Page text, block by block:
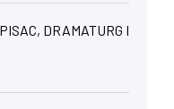
DRAMATURG I